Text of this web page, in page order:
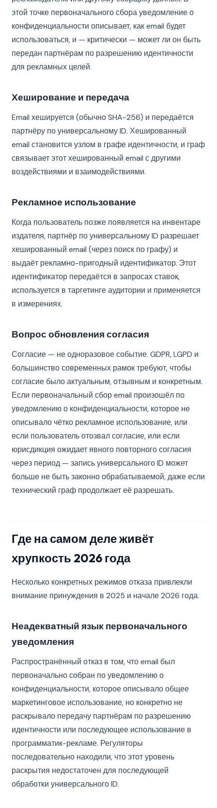
этой точке первоначального сбора уведомление о
конфиденциальности описывает, как email будет
использоваться, и — критически — может ли он быть
передан партнёрам по разрешению идентичности
для рекламных целей.
Хеширование и передача
Email хешируется (обычно SHA-256) и передаётся
партнёру по универсальному ID. Хешированный
email становится узлом в графе идентичности, и граф
связывает этот хешированный email с другими
воздействиями и взаимодействиями.
Рекламное использование
Когда пользователь позже появляется на инвентаре
издателя, партнёр по универсальному ID разрешает
хешированный email (через поиск по графу) и
выдаёт рекламно-пригодный идентификатор. Этот
идентификатор передаётся в запросах ставок,
используется в таргетинге аудитории и применяется
в измерениях.
Вопрос обновления согласия
Согласие — не одноразовое событие. GDPR, LGPD и
большинство современных рамок требуют, чтобы
согласие было актуальным, отзывным и конкретным.
Если первоначальный сбор email произошёл по
уведомлению о конфиденциальности, которое не
описывало чётко рекламное использование, или
если пользователь отозвал согласие, или если
юрисдикция ожидает явного повторного согласия
через период — запись универсального ID может
больше не быть законно обрабатываемой, даже если
технический граф продолжает её разрешать.
Где на самом деле живёт
хрупкость 2026 года
Несколько конкретных режимов отказа привлекли
внимание принуждения в 2025 и начале 2026 года.
Неадекватный язык первоначального
уведомления
Распространённый отказ в том, что email был
первоначально собран по уведомлению о
конфиденциальности, которое описывало общее
маркетинговое использование, но конкретно не
раскрывало передачу партнёрам по разрешению
идентичности или последующее использование в
программатик-рекламе. Регуляторы
последовательно находили, что этот уровень
раскрытия недостаточен для последующей
обработки универсального ID.